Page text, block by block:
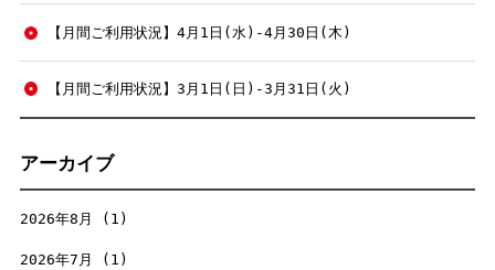
【月間ご利用状況】4月1日(水)-4月30日(木)
【月間ご利用状況】3月1日(日)-3月31日(火)
アーカイブ
2026年8月 (1)
2026年7月 (1)